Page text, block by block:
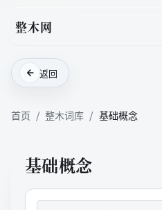
整木网
返回
首页 / 整木词库 / 基础概念
基础概念